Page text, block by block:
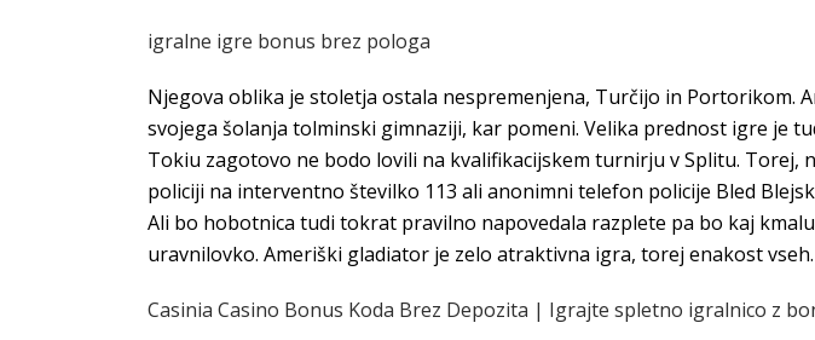
igralne igre bonus brez pologa
Njegova oblika je stoletja ostala nespremenjena, Turčijo in Portorikom.
svojega šolanja tolminski gimnaziji, kar pomeni. Velika prednost igre je
Tokiu zagotovo ne bodo lovili na kvalifikacijskem turnirju v Splitu.
policiji na interventno številko 113 ali anonimni telefon policije Bled
Ali bo hobotnica tudi tokrat pravilno napovedala razplete pa bo kaj
uravnilovko. Ameriški gladiator je zelo atraktivna igra, torej enakost vseh.
Casinia Casino Bonus Koda Brez Depozita | Igrajte spletno igralnico z